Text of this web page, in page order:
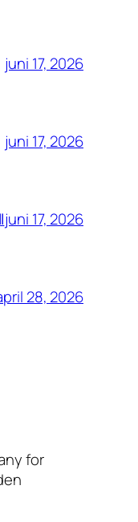
juni 17, 2026
juni 17, 2026
juni 17, 2026
28, 2026
for